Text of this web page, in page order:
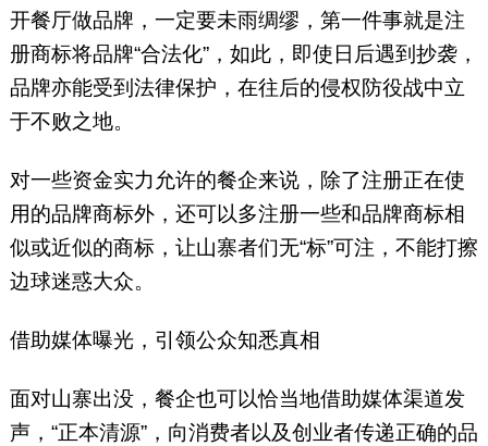
开餐厅做品牌，一定要未雨绸缪，第一件事就是注
册商标将品牌“合法化”，如此，即使日后遇到抄袭，
品牌亦能受到法律保护，在往后的侵权防役战中立
于不败之地。
对一些资金实力允许的餐企来说，除了注册正在使
用的品牌商标外，还可以多注册一些和品牌商标相
似或近似的商标，让山寨者们无“标”可注，不能打擦
边球迷惑大众。
借助媒体曝光，引领公众知悉真相
面对山寨出没，餐企也可以恰当地借助媒体渠道发
声，“正本清源”，向消费者以及创业者传递正确的品